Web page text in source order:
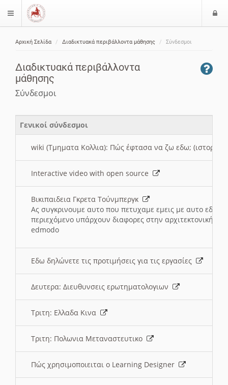
$langMenu
Αρχική Σελίδα Διαδικτυακά περιβάλλοντα μάθησης Σύνδεσμοι
Διαδικτυακά περιβάλλοντα
μάθησης
Σύνδεσμοι
Γενικοί σύνδεσμοι
wiki (Τμηματα Κολλια): Πώς έφτασα να ζω εδω; (ιστορια)
Interactive video with open source
Βικιπαιδεια Γκρετα Τούνμπεργκ
Ας συγκρινουμε αυτο που πετυχαμε εμεις με αυτο εδω
περιεχόμενο υπάρχουν διαφορες στην αρχιτεκτονική
edmodo
Εδω δηλώνετε τις προτιμήσεις για τις εργασίες
Δευτερα: Διευθυνσεις ερωτηματολογιων
Τριτη: Ελλαδα Κινα
Τριτη: Πολωνια Μεταναστευτικο
Πώς χρησιμοποιειται ο Learning Designer